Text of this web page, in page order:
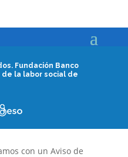
Fundación Banco
la labor social de
con un Aviso de